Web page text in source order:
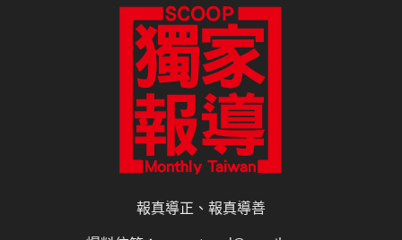
報真導正、報真導善